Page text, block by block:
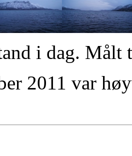
i dag. Målt
2011 var